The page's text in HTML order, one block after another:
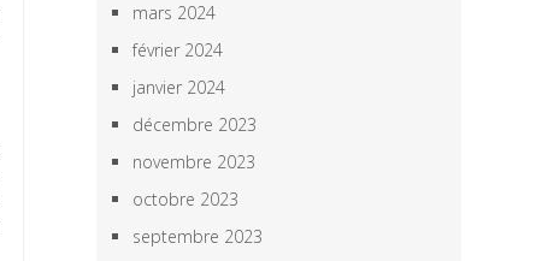
mars 2024
février 2024
janvier 2024
décembre 2023
novembre 2023
octobre 2023
septembre 2023